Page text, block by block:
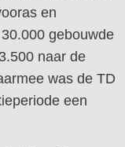
en
gebouwde
naar de
was de TD
een